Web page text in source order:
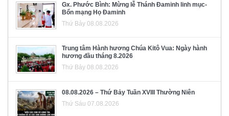
Gx. Phước Bình: Mừng lễ Thánh Đaminh linh mục-
Bổn mạng Họ Đaminh
Thứ Bảy 08.08.2026
Trung tâm Hành hương Chúa Kitô Vua: Ngày hành
hương đầu tháng 8.2026
Thứ Bảy 08.08.2026
08.08.2026 – Thứ Bảy Tuần XVIII Thường Niên
Thứ Sáu 07.08.2026